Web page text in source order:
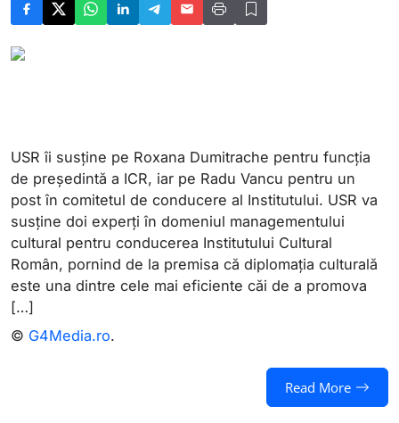
USR îi susține pe Roxana Dumitrache pentru funcția
de președintă a ICR, iar pe Radu Vancu pentru un
post în comitetul de conducere al Institutului. USR va
susține doi experți în domeniul managementului
cultural pentru conducerea Institutului Cultural
Român, pornind de la premisa că diplomația culturală
este una dintre cele mai eficiente căi de a promova
[…]
© G4Media.ro.
Read More